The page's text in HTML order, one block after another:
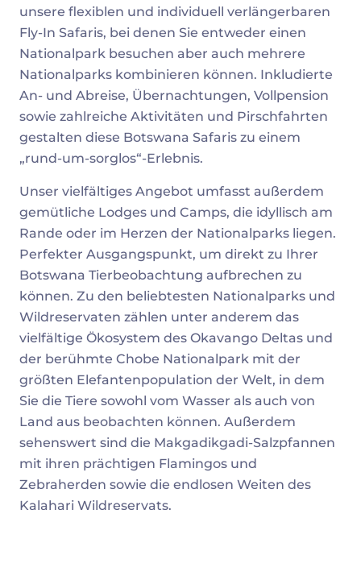
unsere flexiblen und individuell verlängerbaren
Fly-In Safaris, bei denen Sie entweder einen
Nationalpark besuchen aber auch mehrere
Nationalparks kombinieren können. Inkludierte
An- und Abreise, Übernachtungen, Vollpension
sowie zahlreiche Aktivitäten und Pirschfahrten
gestalten diese Botswana Safaris zu einem
„rund-um-sorglos“-Erlebnis.
Unser vielfältiges Angebot umfasst außerdem
gemütliche Lodges und Camps, die idyllisch am
Rande oder im Herzen der Nationalparks liegen.
Perfekter Ausgangspunkt, um direkt zu Ihrer
Botswana Tierbeobachtung aufbrechen zu
können. Zu den beliebtesten Nationalparks und
Wildreservaten zählen unter anderem das
vielfältige Ökosystem des Okavango Deltas und
der berühmte Chobe Nationalpark mit der
größten Elefantenpopulation der Welt, in dem
Sie die Tiere sowohl vom Wasser als auch von
Land aus beobachten können. Außerdem
sehenswert sind die Makgadikgadi-Salzpfannen
mit ihren prächtigen Flamingos und
Zebraherden sowie die endlosen Weiten des
Kalahari Wildreservats.